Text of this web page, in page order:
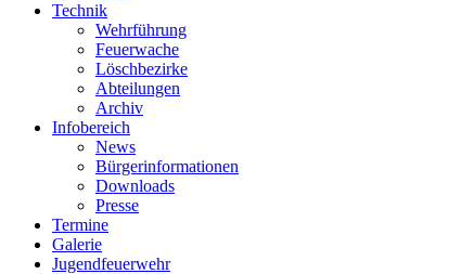
Technik
Wehrführung
Feuerwache
Löschbezirke
Abteilungen
Archiv
Infobereich
News
Bürgerinformationen
Downloads
Presse
Termine
Galerie
Jugendfeuerwehr